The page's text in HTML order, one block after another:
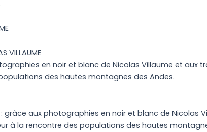
VILLAUME
en noir et blanc de Nicolas Villaume et aux
des hautes montagnes des Andes.
grâce aux photographies en noir et blanc de Nicolas
à la rencontre des populations des hautes